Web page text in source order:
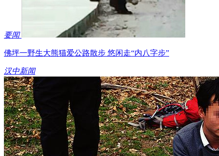
要闻
佛坪一野生大熊猫爱公路散步 悠闲走“内八字步”
汉中新闻